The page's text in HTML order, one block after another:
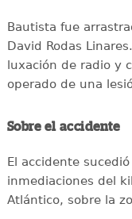
Bautista fue
David Rodas
luxación de radio y
operado de una
Sobre el accidente
El accidente
inmediaciones del
Atlántico, sobre la